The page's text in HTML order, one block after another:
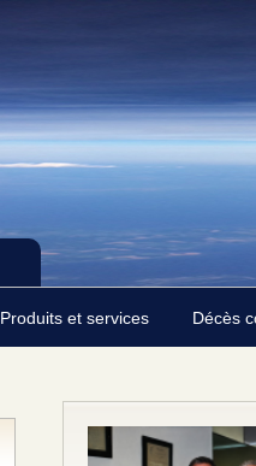
Produits et services Décès